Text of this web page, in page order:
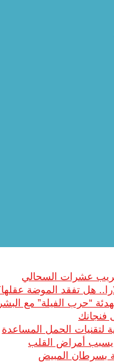
عشرات السحالي
“حرب الفيلة” مع البشر
فنجانك
لتقنيات الحمل المساعدة
يسبب أمراض القلب
بسرطان المبيض